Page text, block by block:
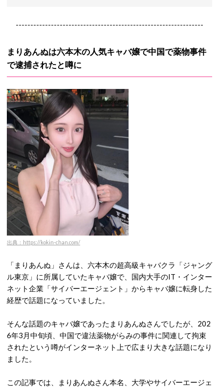
----------------------------------------------------------------
まりあんぬは六本木の人気キャバ嬢で中国で薬物事件
で逮捕されたと噂に
出典：https://kokin-chan.com/
「まりあんぬ」さんは、六本木の超高級キャバクラ「ジャング
ル東京」に所属していたキャバ嬢で、国内大手のIT・インター
ネット企業「サイバーエージェント」からキャバ嬢に転身した
経歴で話題になっていました。
そんな話題のキャバ嬢であったまりあんぬさんでしたが、202
6年3月中旬頃、中国で違法薬物がらみの事件に関連して拘束
されたという噂がインターネット上で広まり大きな話題になり
ました。
この記事では、まりあんぬさん本名、大学やサイバーエージェ